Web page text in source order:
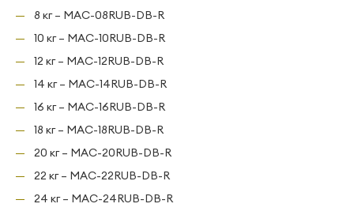
8 кг – MAC-08RUB-DB-R
10 кг – MAC-10RUB-DB-R
12 кг – MAC-12RUB-DB-R
14 кг – MAC-14RUB-DB-R
16 кг – MAC-16RUB-DB-R
18 кг – MAC-18RUB-DB-R
20 кг – MAC-20RUB-DB-R
22 кг – MAC-22RUB-DB-R
24 кг – MAC-24RUB-DB-R